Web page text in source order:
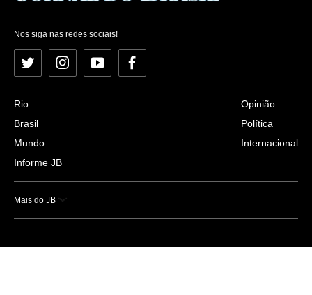
Nos siga nas redes sociais!
Twitter InstagramYouTubeFacebook
Rio
Brasil
Mundo
Informe JB
Opinião
Política
Internacional
Mais do JB
Esportes